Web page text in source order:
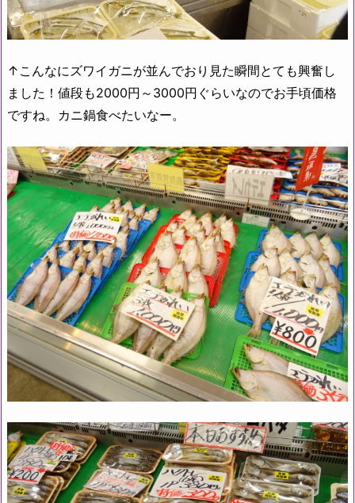
↑こんなにズワイガニが並んでおり見た瞬間とても興奮し
ました！値段も2000円～3000円ぐらいなのでお手頃価格
ですね。カニ鍋食べたいなー。